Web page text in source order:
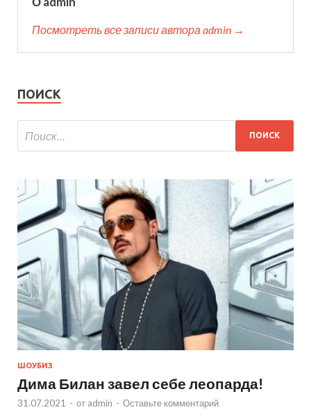
Посмотреть все записи автора admin →
ПОИСК
ШОУБИЗ
Дима Билан завел себе леопарда!
31.07.2021 - от admin - Оставьте комментарий